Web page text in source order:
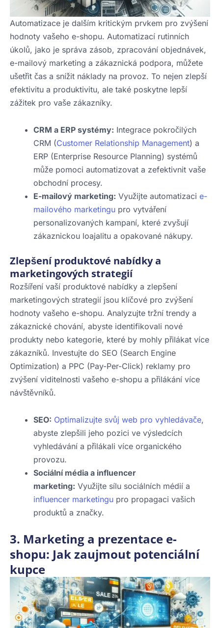
Automatizace je dalším kritickým prvkem pro zvýšení
hodnoty vašeho e-shopu. Automatizací rutinních
úkolů, jako je správa zásob, zpracování objednávek,
e-mailový marketing a zákaznická podpora, můžete
ušetřit čas a snížit náklady na provoz. To nejen zlepší
efektivitu a produktivitu, ale také poskytne lepší
zážitek pro vaše zákazníky.
CRM a ERP systémy: Integrace pokročilých
CRM (Customer Relationship Management) a
ERP (Enterprise Resource Planning) systémů
může pomoci automatizovat a zefektivnit vaše
obchodní procesy.
E-mailový marketing: Využijte automatizaci e-
mailového marketingu pro vytváření
personalizovaných kampaní, které zvyšují
zákaznickou loajalitu a opakované nákupy.
Zlepšení produktové nabídky a
marketingových strategií
Rozšíření vaší produktové nabídky a zlepšení
marketingových strategií jsou klíčové pro zvýšení
hodnoty vašeho e-shopu. Analyzujte tržní trendy a
zákaznické chování, abyste identifikovali nové
produkty nebo kategorie, které by mohly přilákat více
zákazníků. Investujte do SEO (Search Engine
Optimization) a PPC (Pay-Per-Click) reklamy pro
zvýšení viditelnosti vašeho e-shopu a přilákání více
návštěvníků.
SEO: Optimalizujte svůj web pro vyhledávače,
abyste zlepšili jeho pozici ve výsledcích
vyhledávání a přilákali více organického
provozu.
Sociální média a influencer
marketing: Využijte sílu sociálních médií a
influencer marketingu pro propagaci vašich
produktů a značky.
3. Marketing a prezentace e-
shopu: Jak zaujmout potenciální
kupce